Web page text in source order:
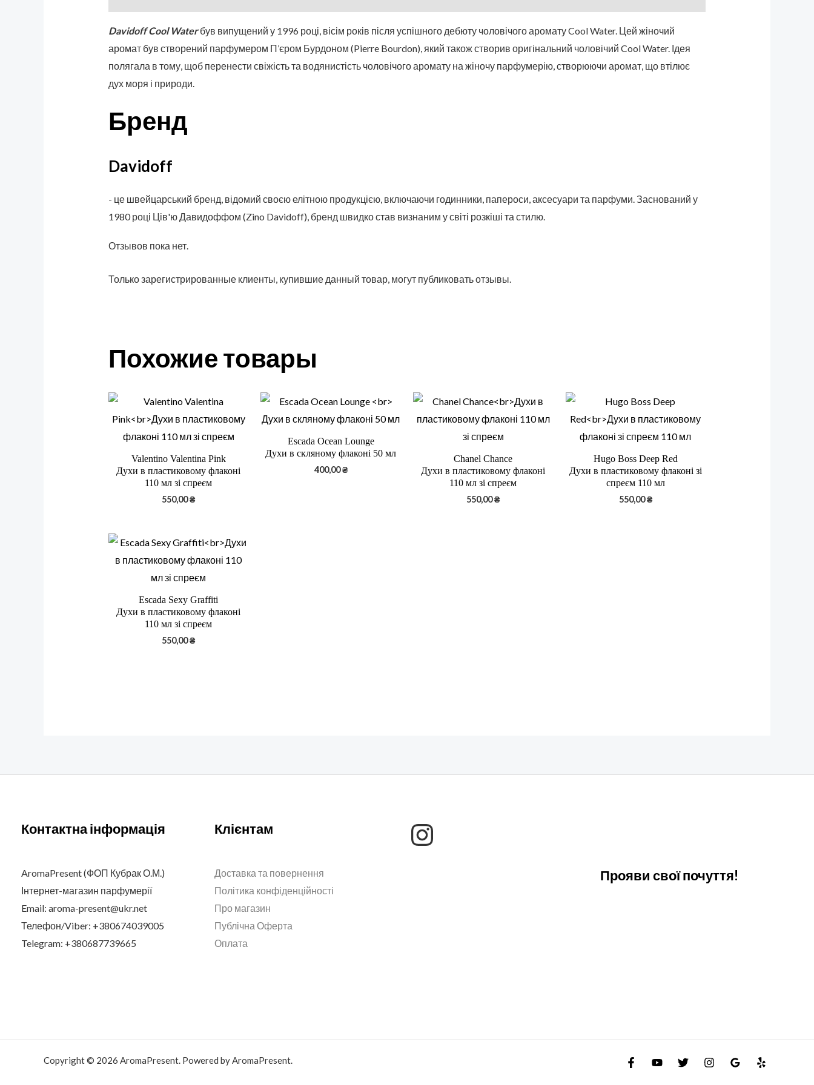
Davidoff Cool Waterбув випущений у 1996 році, вісім років після успішного дебюту чоловічого аромату Cool Water. Цей жіночий
аромат був створений парфумером П’єром Бурдоном (Pierre Bourdon), який також створив оригінальний чоловічий Cool Water. Ідея
полягала в тому, щоб перенести свіжість та водянистість чоловічого аромату на жіночу парфумерію, створюючи аромат, що втілює
дух моря і природи.
Бренд
Davidoff
- це швейцарський бренд, відомий своєю елітною продукцією, включаючи годинники, папероси, аксесуари та парфуми. Заснований у
1980 році Ців'ю Давидоффом (Zino Davidoff), бренд швидко став визнаним у світі розкіші та стилю.
Отзывов пока нет.
Только зарегистрированные клиенты, купившие данный товар, могут публиковать отзывы.
Похожие товары
Valentino Valentina Pink
Духи в пластиковому флаконі
110 мл зі спреєм
550,00₴
Escada Ocean Lounge
Духи в скляному флаконі 50 мл
400,00₴
Chanel Chance
Духи в пластиковому флаконі
110 мл зі спреєм
550,00₴
Hugo Boss Deep Red
Духи в пластиковому флаконі зі
спреєм 110 мл
550,00₴
Escada Sexy Graffiti
Духи в пластиковому флаконі
110 мл зі спреєм
550,00₴
Контактна інформація
AromaPresent (ФОП Кубрак О.М.)
Інтернет-магазин парфумерії
Email: aroma-present@ukr.net
Телефон/Viber: +380674039005
Telegram: +380687739665
Клієнтам
Доставка та повернення
Політика конфіденційності
Про магазин
Публічна Оферта
Оплата
Прояви свої почуття!
Copyright © 2026 AromaPresent. Powered by AromaPresent.